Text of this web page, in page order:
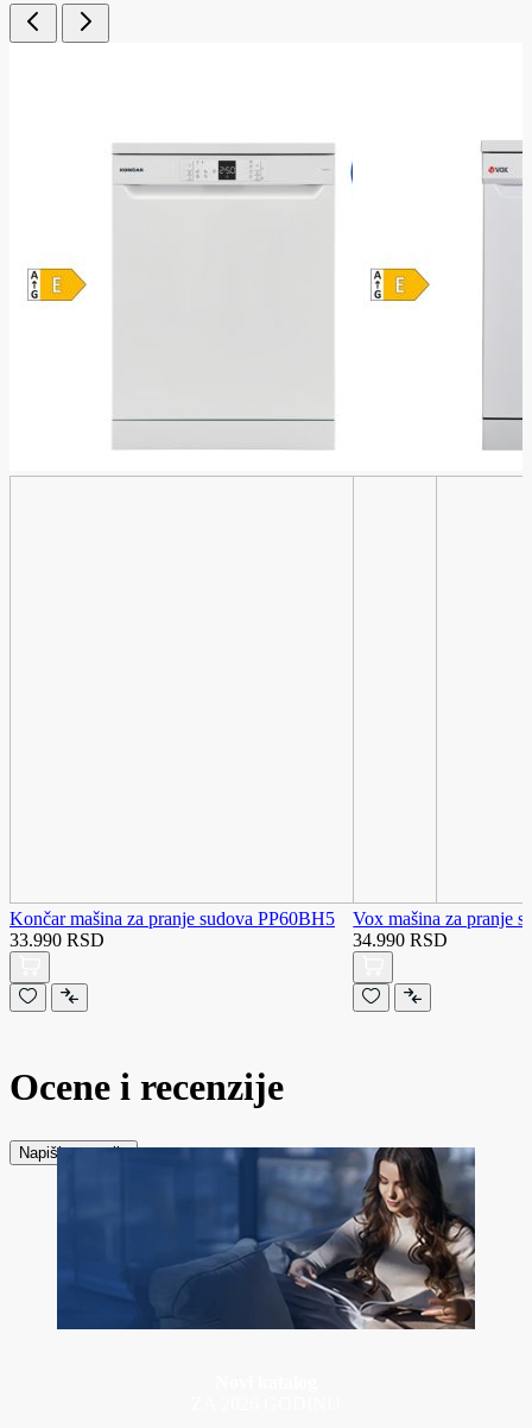
Končar mašina za pranje sudova PP60BH5
33.990 RSD
Vox mašina za pranje
34.990 RSD
Ocene i recenzije
Napiši recenziju